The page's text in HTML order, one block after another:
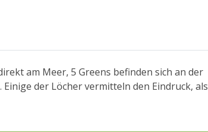
am Meer, 5 Greens befinden sich an der
der Löcher vermitteln den Eindruck, als